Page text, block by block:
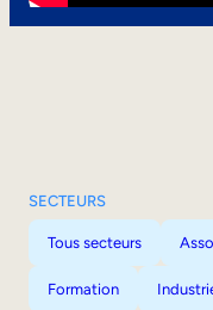
SECTEURS
Tous secteurs
Formation